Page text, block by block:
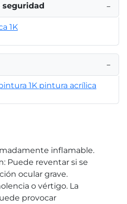
seguridad −
1K
−
1K pintura acrílica
inflamable.
Puede reventar si se
ocular grave.
o vértigo. La
provocar